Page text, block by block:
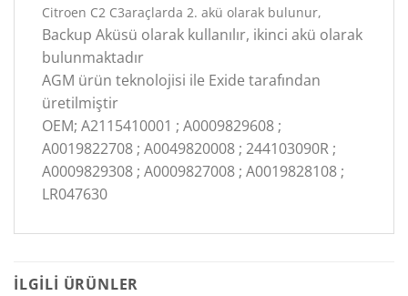
Citroen C2 C3araçlarda 2. akü olarak bulunur,
Backup Aküsü olarak kullanılır, ikinci akü olarak
bulunmaktadır
AGM ürün teknolojisi ile Exide tarafından
üretilmiştir
OEM; A2115410001 ; A0009829608 ;
A0019822708 ; A0049820008 ; 244103090R ;
A0009829308 ; A0009827008 ; A0019828108 ;
LR047630
İLGILI ÜRÜNLER